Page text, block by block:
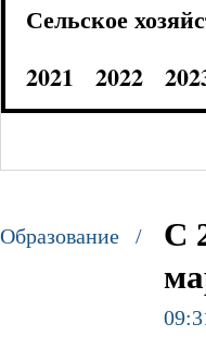
Сельское
2021
2022
Образование /
С